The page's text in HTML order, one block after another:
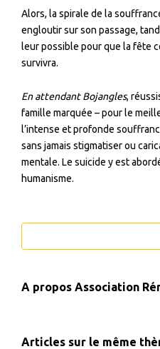
Alors, la spirale de la
engloutir sur son passage,
leur possible pour que la fête
survivra.
En attendant Bojangles,
famille marquée – pour le
l’intense et profonde
sans jamais stigmatiser ou
mentale. Le suicide y est
humanisme.
A propos Association
Articles sur le même